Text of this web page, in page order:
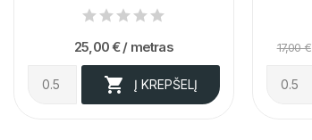
25,00 €/ metras
 Į KREPŠELĮ
17,00 €